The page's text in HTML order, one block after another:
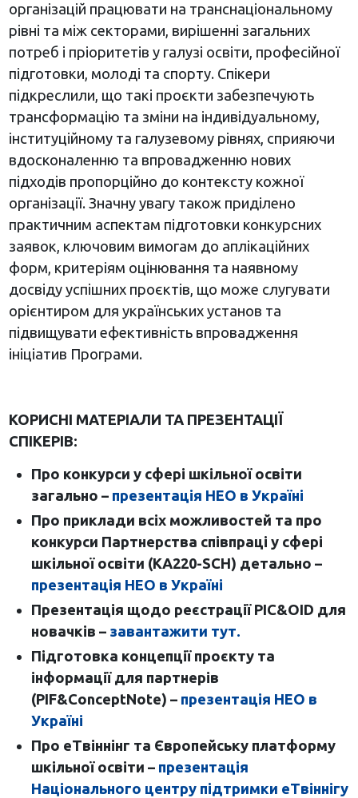
організацій працювати на транснаціональному
рівні та між секторами, вирішенні загальних
потреб і пріоритетів у галузі освіти, професійної
підготовки, молоді та спорту. Спікери
підкреслили, що такі проєкти забезпечують
трансформацію та зміни на індивідуальному,
інституційному та галузевому рівнях, сприяючи
вдосконаленню та впровадженню нових
підходів пропорційно до контексту кожної
організації. Значну увагу також приділено
практичним аспектам підготовки конкурсних
заявок, ключовим вимогам до аплікаційних
форм, критеріям оцінювання та наявному
досвіду успішних проєктів, що може слугувати
орієнтиром для українських установ та
підвищувати ефективність впровадження
ініціатив Програми.
КОРИСНІ МАТЕРІАЛИ ТА ПРЕЗЕНТАЦІЇ
СПІКЕРІВ:
Про конкурси у сфері шкільної освіти
загально – презентація НЕО в Україні
Про приклади всіх можливостей та про
конкурси Партнерства співпраці у сфері
шкільної освіти (КА220-SCH) детально –
презентація НЕО в Україні
Презентація щодо реєстрації PIC&OID для
новачків – завантажити тут.
Підготовка концепції проєкту та
інформації для партнерів
(PIF&ConceptNote) – презентація НЕО в
Україні
Про еТвіннінг та Європейську платформу
шкільної освіти – презентація
Національного центру підтримки еТвіннігу